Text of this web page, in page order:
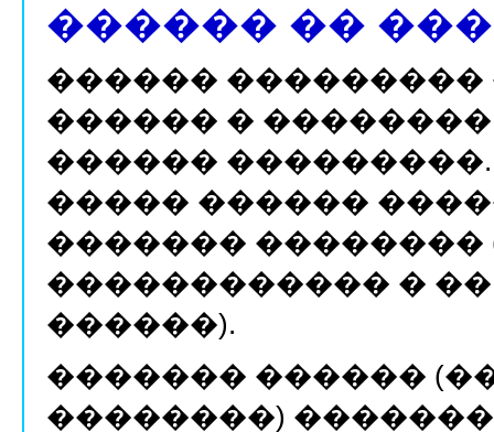
������ ��
������
������ �
������
����� ������
������� ��������
������������ �
������).
������� ������
��������)